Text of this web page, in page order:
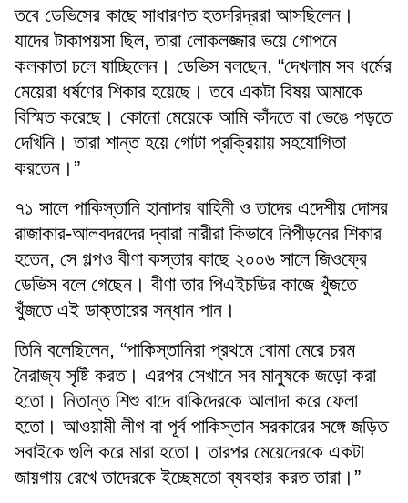
তবে ডেভিসের কাছে সাধারণত হতদরিদ্ররা আসছিলেন।
যাদের টাকাপয়সা ছিল, তারা লোকলজ্জার ভয়ে গোপনে
কলকাতা চলে যাচ্ছিলেন। ডেভিস বলছেন, “দেখলাম সব ধর্মের
মেয়েরা ধর্ষণের শিকার হয়েছে। তবে একটা বিষয় আমাকে
বিস্মিত করেছে। কোনো মেয়েকে আমি কাঁদতে বা ভেঙে পড়তে
দেখিনি। তারা শান্ত হয়ে গোটা প্রক্রিয়ায় সহযোগিতা
করতেন।”
৭১ সালে পাকিস্তানি হানাদার বাহিনী ও তাদের এদেশীয় দোসর
রাজাকার-আলবদরদের দ্বারা নারীরা কিভাবে নিপীড়নের শিকার
হতেন, সে গল্পও বীণা কস্তার কাছে ২০০৬ সালে জিওফ্রে
ডেভিস বলে গেছেন। বীণা তার পিএইচডির কাজে খুঁজতে
খুঁজতে এই ডাক্তারের সন্ধান পান।
তিনি বলেছিলেন, “পাকিস্তানিরা প্রথমে বোমা মেরে চরম
নৈরাজ্য সৃষ্টি করত। এরপর সেখানে সব মানুষকে জড়ো করা
হতো। নিতান্ত শিশু বাদে বাকিদেরকে আলাদা করে ফেলা
হতো। আওয়ামী লীগ বা পূর্ব পাকিস্তান সরকারের সঙ্গে জড়িত
সবাইকে গুলি করে মারা হতো। তারপর মেয়েদেরকে একটা
জায়গায় রেখে তাদেরকে ইচ্ছেমতো ব্যবহার করত তারা।”